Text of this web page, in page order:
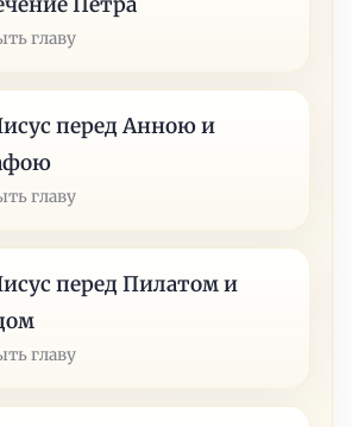
главу
перед Анною и
главу
перед Пилатом и
главу